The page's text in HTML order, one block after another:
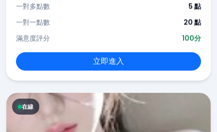
一對多點數
5 點
一對一點數
20 點
滿意度評分
100分
立即進入
在線